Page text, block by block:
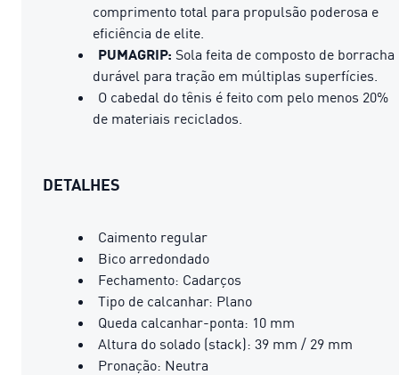
comprimento total para propulsão poderosa e
eficiência de elite.
PUMAGRIP: Sola feita de composto de borracha
durável para tração em múltiplas superfícies.
O cabedal do tênis é feito com pelo menos 20%
de materiais reciclados.
DETALHES
Caimento regular
Bico arredondado
Fechamento: Cadarços
Tipo de calcanhar: Plano
Queda calcanhar-ponta: 10 mm
Altura do solado (stack): 39 mm / 29 mm
Pronação: Neutra